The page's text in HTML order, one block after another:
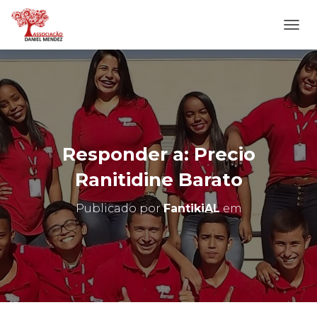
L
T
E
R
N
A
N
A
E
G
O
Responder a: Precio
Ranitidine Barato
Publicado porFantikiALem